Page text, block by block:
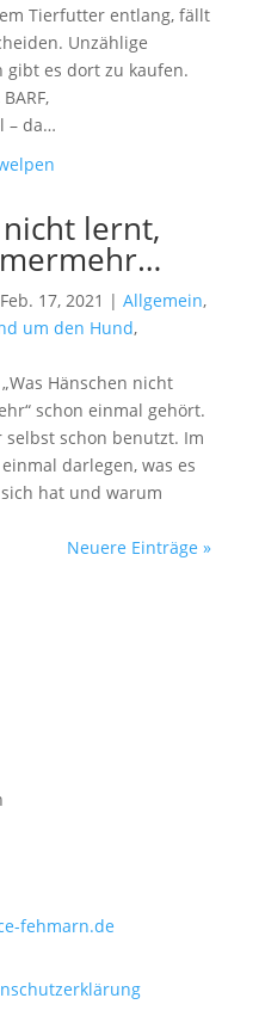
Tierfutter entlang, fällt
Unzählige
gibt es dort zu kaufen.
– da…
lernt,
Feb. 17, 2021 | Allgemein,
um den Hund,
Hänschen nicht
schon einmal gehört.
schon benutzt. Im
darlegen, was es
hat und warum
Neuere Einträge »
fehmarn.de